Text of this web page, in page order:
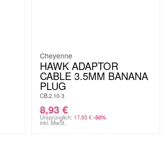
Cheyenne
HAWK ADAPTOR
CABLE 3.5MM BANANA
PLUG
CB.2.10-3
8,93 €
Ursprünglich: 17,85€ -50%
inkl. MwSt.